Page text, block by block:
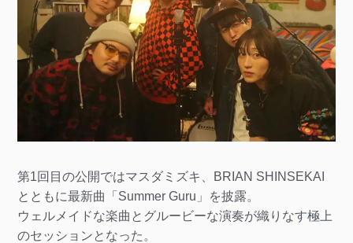
第1回目の公開ではマスダミズキ、BRIAN SHINSEKAI
とともに最新曲「Summer Guru」を披露。
ウェルメイドな楽曲とグルービーな演奏が織りなす極上
のセッションとなった。